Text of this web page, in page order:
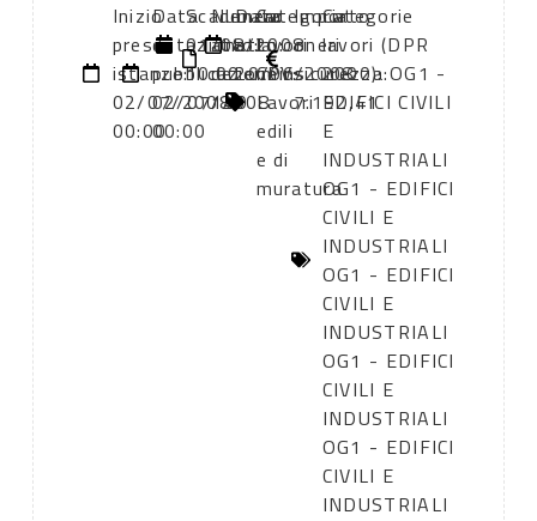
Inizio
presentazione
istanze:
02/07/2008
00:00
Data
di
pubblicazione:
02/07/2008
00:00
Scadenza:
01/08/2008
10:00
Numero
atto:
determins
140
Data
atto:
20/06/2008
Categoria
lavori
CPV:
Lavori
edili
e di
muratura
Importo
oneri
sicurezza:
7.192,41
Categorie
lavori (DPR
2000): OG1 -
EDIFICI CIVILI
E
INDUSTRIALI
OG1 - EDIFICI
CIVILI E
INDUSTRIALI
OG1 - EDIFICI
CIVILI E
INDUSTRIALI
OG1 - EDIFICI
CIVILI E
INDUSTRIALI
OG1 - EDIFICI
CIVILI E
INDUSTRIALI